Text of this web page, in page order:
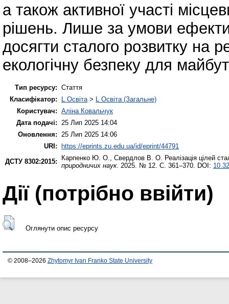
а також активної участі
рішень. Лише за умови
досягти сталого розвитку на
екологічну безпеку для
Тип ресурсу: Стаття
Класифікатор:
L Освіта > L Освіта (Загальне)
Користувач: Аліна Ковальчук
Дата подачі:
25 Лип 2025 14:04
Оновлення:
25 Лип 2025 14:06
URI: https://eprints.zu.edu.ua/id/eprint/44791
ДСТУ 8302:2015:
Карпенко Ю. О. Свердлов В. О. Реалізація цілей
природничих наук. 2025. № 12. С. 361–370. DOI:
Дії ​​(потрібно ввійти)
Оглянути опис ресурсу
© 2008–2026 Zhytomyr Ivan Franko State University